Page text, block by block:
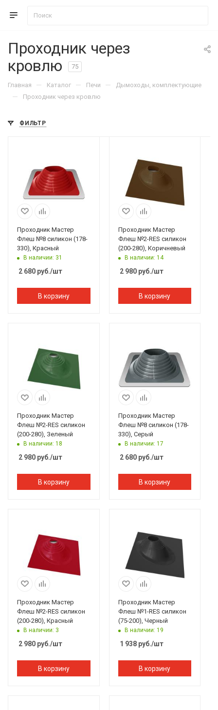
Проходник через
кровлю
75
Главная — Каталог — Печи — Дымоходы, комплектующие
— Проходник через кровлю
ФИЛЬТР
Проходник Мастер
Флеш №8 силикон (178-
330), Красный
В наличии: 31
2 680 руб./шт
В корзину
Проходник Мастер
Флеш №2-RES силикон
(200-280), Коричневый
В наличии: 14
2 980руб./шт
В корзину
Проходник Мастер
Флеш №2-RES силикон
(200-280), Зеленый
В наличии: 18
2 980 руб./шт
В корзину
Проходник Мастер
Флеш №8 силикон (178-
330), Серый
В наличии: 17
2 680руб./шт
В корзину
Проходник Мастер
Флеш №2-RES силикон
(200-280), Красный
В наличии: 3
2 980 руб./шт
В корзину
Проходник Мастер
Флеш №1-RES силикон
(75-200), Черный
В наличии: 19
1 938руб./шт
В корзину